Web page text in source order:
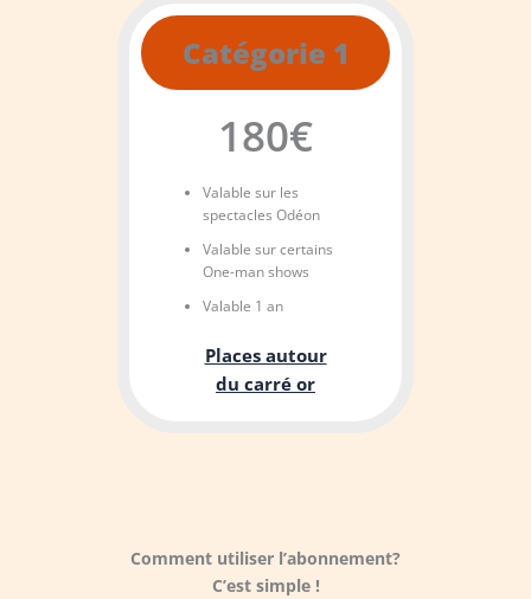
Catégorie 1
180€
Valable sur les
spectacles Odéon
Valable sur certains
One-man shows
Valable 1 an
Places autour
du carré or
Comment utiliser l’abonnement?
C’est simple !